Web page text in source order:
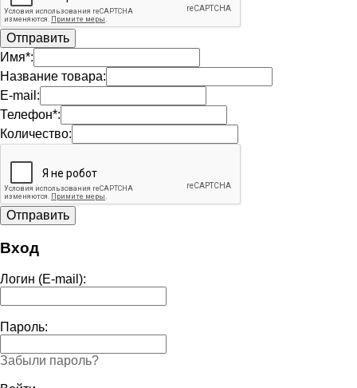
Имя*:
Название товара:
E-mail:
Телефон*:
Количество:
Вход
Логин (E-mail):
Пароль:
Забыли пароль?